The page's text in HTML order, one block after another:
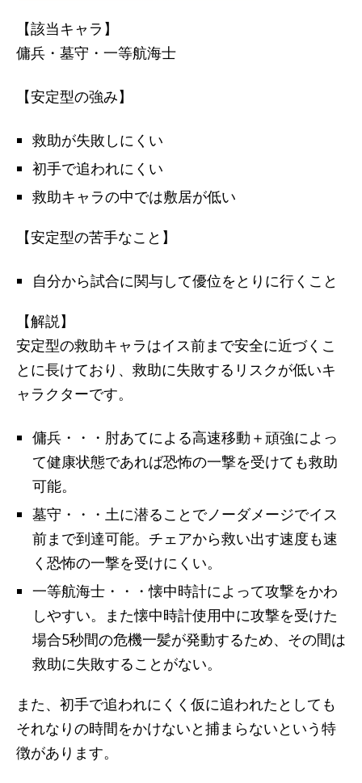
【該当キャラ】
傭兵・墓守・一等航海士
【安定型の強み】
救助が失敗しにくい
初手で追われにくい
救助キャラの中では敷居が低い
【安定型の苦手なこと】
自分から試合に関与して優位をとりに行くこと
【解説】
安定型の救助キャラはイス前まで安全に近づくこ
とに長けており、救助に失敗するリスクが低いキ
ャラクターです。
傭兵・・・肘あてによる高速移動＋頑強によっ
て健康状態であれば恐怖の一撃を受けても救助
可能。
墓守・・・土に潜ることでノーダメージでイス
前まで到達可能。チェアから救い出す速度も速
く恐怖の一撃を受けにくい。
一等航海士・・・懐中時計によって攻撃をかわ
しやすい。また懐中時計使用中に攻撃を受けた
場合5秒間の危機一髪が発動するため、その間は
救助に失敗することがない。
また、初手で追われにくく仮に追われたとしても
それなりの時間をかけないと捕まらないという特
徴があります。